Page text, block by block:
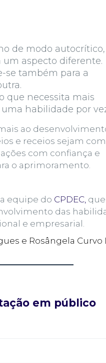
de modo autocrítico,
um aspecto diferente.
se também para a
que necessita mais
habilidade por
ao
e receios sejam
com confiança e
o aprimoramento.
equipe do CPDEC,
das
e empresarial.
e Rosângela Curvo
em público